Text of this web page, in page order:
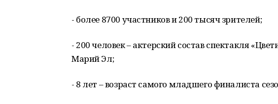
- более 8700 участников и 200 тысяч зрителей;
- 200 человек – актерский состав спектакля
Марий Эл;
- 8 лет – возраст самого младшего финалиста